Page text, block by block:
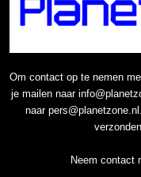
Om contact op te nemen
je mailen naar
naar
Neem contact